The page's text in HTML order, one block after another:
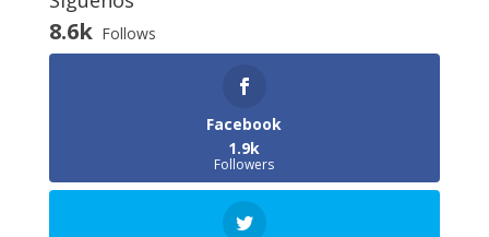
8.6k Follows
Facebook
1.9k
Followers